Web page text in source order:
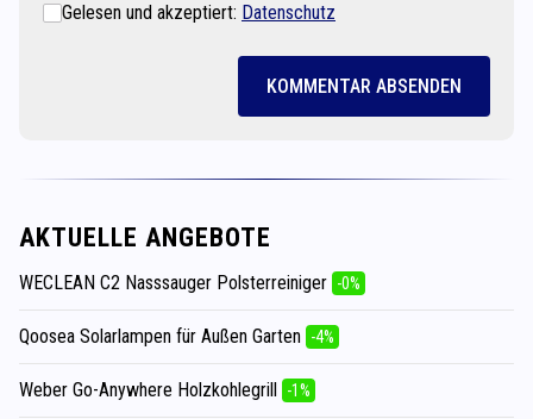
Gelesen und akzeptiert: Datenschutz
KOMMENTAR ABSENDEN
AKTUELLE ANGEBOTE
WECLEAN C2 Nasssauger Polsterreiniger -0%
Qoosea Solarlampen für Außen Garten -4%
Weber Go-Anywhere Holzkohlegrill -1%